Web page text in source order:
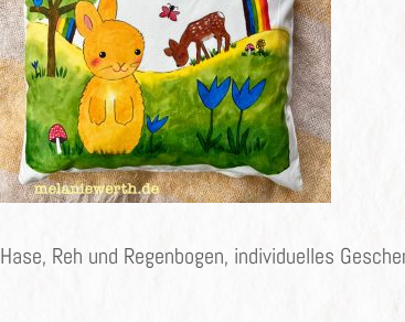
Hase, Reh und Regenbogen, individuelles